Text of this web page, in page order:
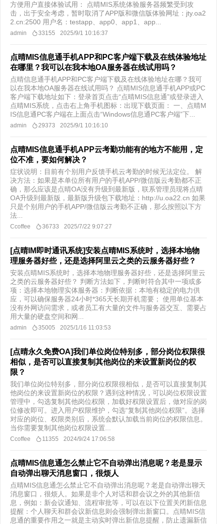
方便用户直接体验试用： 点晴MIS系统体验服务器频繁受到攻
击，出于安全考虑，暂时取消了APP版和微信版体验网址：jty.oa2
2.cn:2500 用户名：testapp、app0、app1、app...
admin 33155 2025/9/1 10:16:37
点晴MIS信息通手机APP和PC客户端下载及在线体验地址
在哪里？我可以在我本地OA服务器在线试用吗？
点晴信息通手机APP和PC客户端下载及在线体验地址在哪？我可
以在我本地OA服务器在线试用吗？ 点晴MIS信息通手机APP或PC
客户端下载地址如下：登录首页点击“点晴MIS信息通”或登录进入
点晴MIS系统，点击右上角手机图标：出现下载页面： 一、点晴M
IS信息通PC客户端在上面点击“Windows信息通PC客户端”下...
admin 29373 2025/9/1 10:16:10
点晴MIS信息通手机APP云考勤功能有的地方不能用，定
位不准，要如何解决？
症状说明：目前有个别用户反馈手机云考勤的时候无法定位。 解
决方法：如果是本单位所有用户的手机APP/微信版云考勤都不正
确，那么应该是点晴OA没有升级到最新版，联系管理员现将点晴
OA升级到最新版，最新版升级包下载地址：http://u.oa22.cn 如果
只是个别用户的手机APP/微信版云考勤不正确，那么按照以下方
法...
Ccoffee 36733 2025/7/22 9:07:27
[点晴IM即时通讯系统]安装点晴MIS系统时，选择本地物
理服务器好些，还是选择阿里云之类的云服务器好些？
安装点晴MIS系统时，选择本地物理服务器好些，还是选择阿里云
之类的云服务器好些？ 判断方法如下，判断时符合其中一项或多
项：选择本地物理实体服务器：判断依据：本地有稳定的电力供
应，可以确保服务器24小时*365天长期开机需要； 使用单位基本
没有外网访问需求，或者员工有大量的文件与服务器交互、需要占
用大量的硬盘空间和网...
admin 35005 2025/1/16 11:03:53
[点晴永久免费OA]我们单位岗位特别多，部分岗位权限很
相似，是否可以直接复制其他岗位的来设置新岗位的权
限？
我们单位岗位特别多，部分岗位权限很相似，是否可以直接复制其
他岗位的来设置新岗位的权限？遇到这种情况，可以岗位权限设置
管理中，勾选复制其他岗位权限，加载好权限设置后，做对应的岗
位修改即可。进入用户权限维护，勾选“复制其他岗位权限”。选择
对应的岗位、权限类别后，系统会默认加载当前岗位的权限信息。
当你需要复制其他岗位权限设置...
Ccoffee 11355 2024/9/24 17:06:58
点晴MIS信息通怎么禁止它不自动弹出消息呢？老是显示
自动弹出聊天消息窗口，很烦人
点晴MIS信息通怎么禁止它不自动弹出消息呢？老是自动弹出聊天
消息窗口，很烦人。如果是非个人对话和群会议之外的其他新信
息，例如：新会议通知、流程审批等，可以在以下位置关闭新信息
提醒：个人聊天和群会议新信息则会强制弹出新窗口。点晴MIS信
息通的重要作用之一就是主动实时弹出新信息提醒，防止遗漏新信